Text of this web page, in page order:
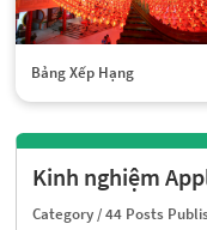
Bảng Xếp Hạng
Kinh nghiệm
Category/ 44 Posts